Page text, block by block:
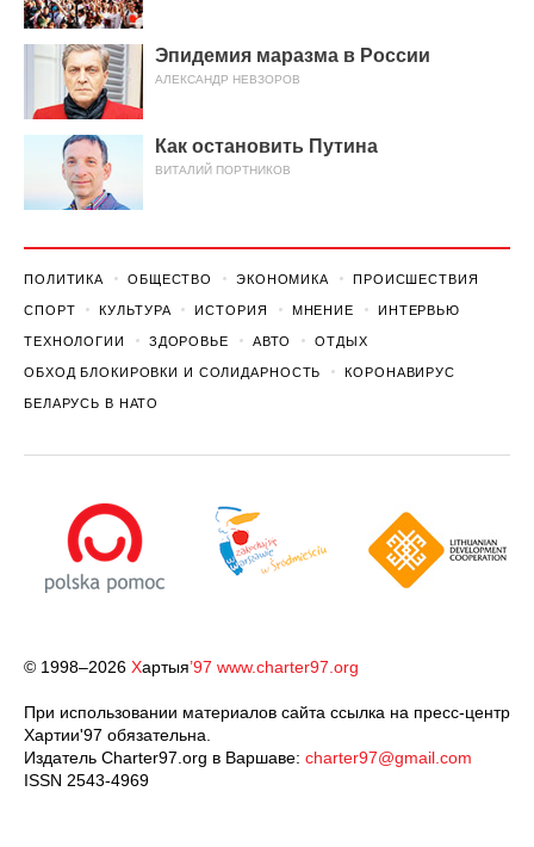
Эпидемия маразма в России
АЛЕКСАНДР НЕВЗОРОВ
Как остановить Путина
ВИТАЛИЙ ПОРТНИКОВ
ПОЛИТИКА ОБЩЕСТВО ЭКОНОМИКА ПРОИСШЕСТВИЯ
СПОРТ КУЛЬТУРА ИСТОРИЯ МНЕНИЕ ИНТЕРВЬЮ
ТЕХНОЛОГИИ ЗДОРОВЬЕ АВТО ОТДЫХ
ОБХОД БЛОКИРОВКИ И СОЛИДАРНОСТЬ КОРОНАВИРУС
БЕЛАРУСЬ В НАТО
© 1998–2026 Хартыя’97 www.charter97.org
При использовании материалов сайта ссылка на пресс-центр
Хартии'97 обязательна.
Издатель Charter97.org в Варшаве: charter97@gmail.com
ISSN 2543-4969